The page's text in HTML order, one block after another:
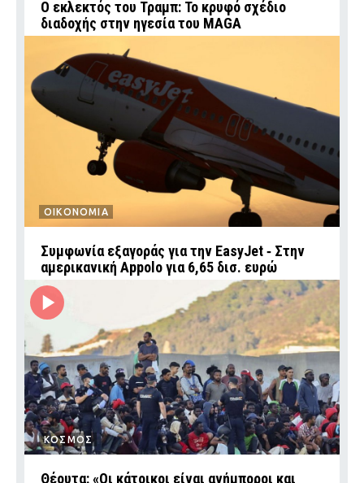
Ο εκλεκτός του Τραμπ: Το κρυφό σχέδιο
διαδοχής στην ηγεσία του MAGA
ΟΙΚΟΝΟΜΙΑ
Συμφωνία εξαγοράς για την EasyJet ‑ Στην
αμερικανική Appolo για 6,65 δισ. ευρώ
ΚΟΣΜΟΣ
Θέουτα: «Οι κάτοικοι είναι ανήμποροι και